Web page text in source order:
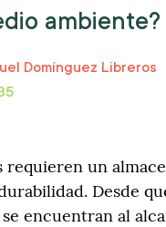
ambiente?
Domínguez Libreros
requieren un
Desde
encuentran al